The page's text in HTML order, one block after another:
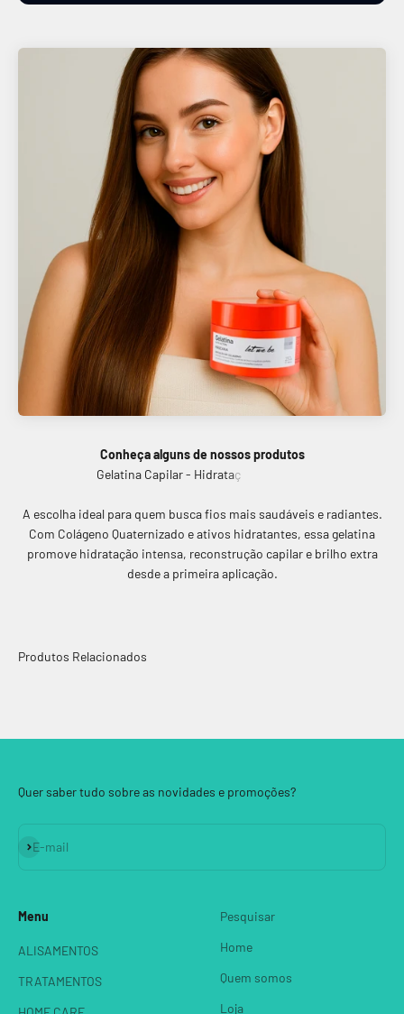
Conheça alguns de nossos produtos
A escolha ideal para quem busca fios mais saudáveis e radiantes.
Com Colágeno Quaternizado e ativos hidratantes, essa gelatina
promove hidratação intensa, reconstrução capilar e brilho extra
desde a primeira aplicação.
Quer saber tudo sobre as novidades e promoções?
E-mail
Assinar
Menu
ALISAMENTOS
TRATAMENTOS
Pesquisar
Home
Quem somos
Loja